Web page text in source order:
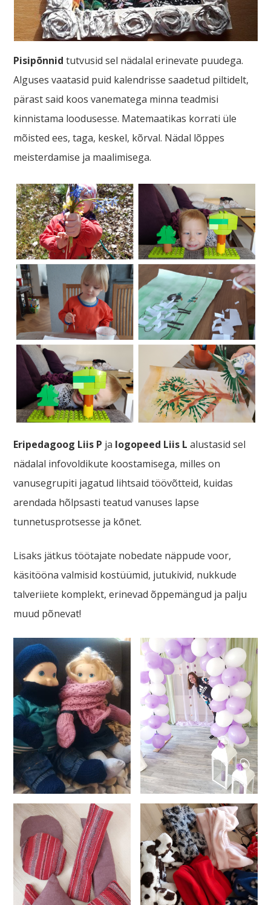
Pisipõnnidtutvusid sel nädalal erinevate puudega.
Alguses vaatasid puid kalendrisse saadetud piltidelt,
pärast said koos vanematega minna teadmisi
kinnistama loodusesse. Matemaatikas korrati üle
mõisted ees, taga, keskel, kõrval. Nädal lõppes
meisterdamise ja maalimisega.
Eripedagoog Liis P ja logopeed Liis L alustasid sel
nädalal infovoldikute koostamisega, milles on
vanusegrupiti jagatud lihtsaid töövõtteid, kuidas
arendada hõlpsasti teatud vanuses lapse
tunnetusprotsesse ja kōnet.
Lisaks jätkus töötajate nobedate näppude voor,
käsitööna valmisid kostüümid, jutukivid, nukkude
talveriiete komplekt, erinevad õppemängud ja palju
muud põnevat!